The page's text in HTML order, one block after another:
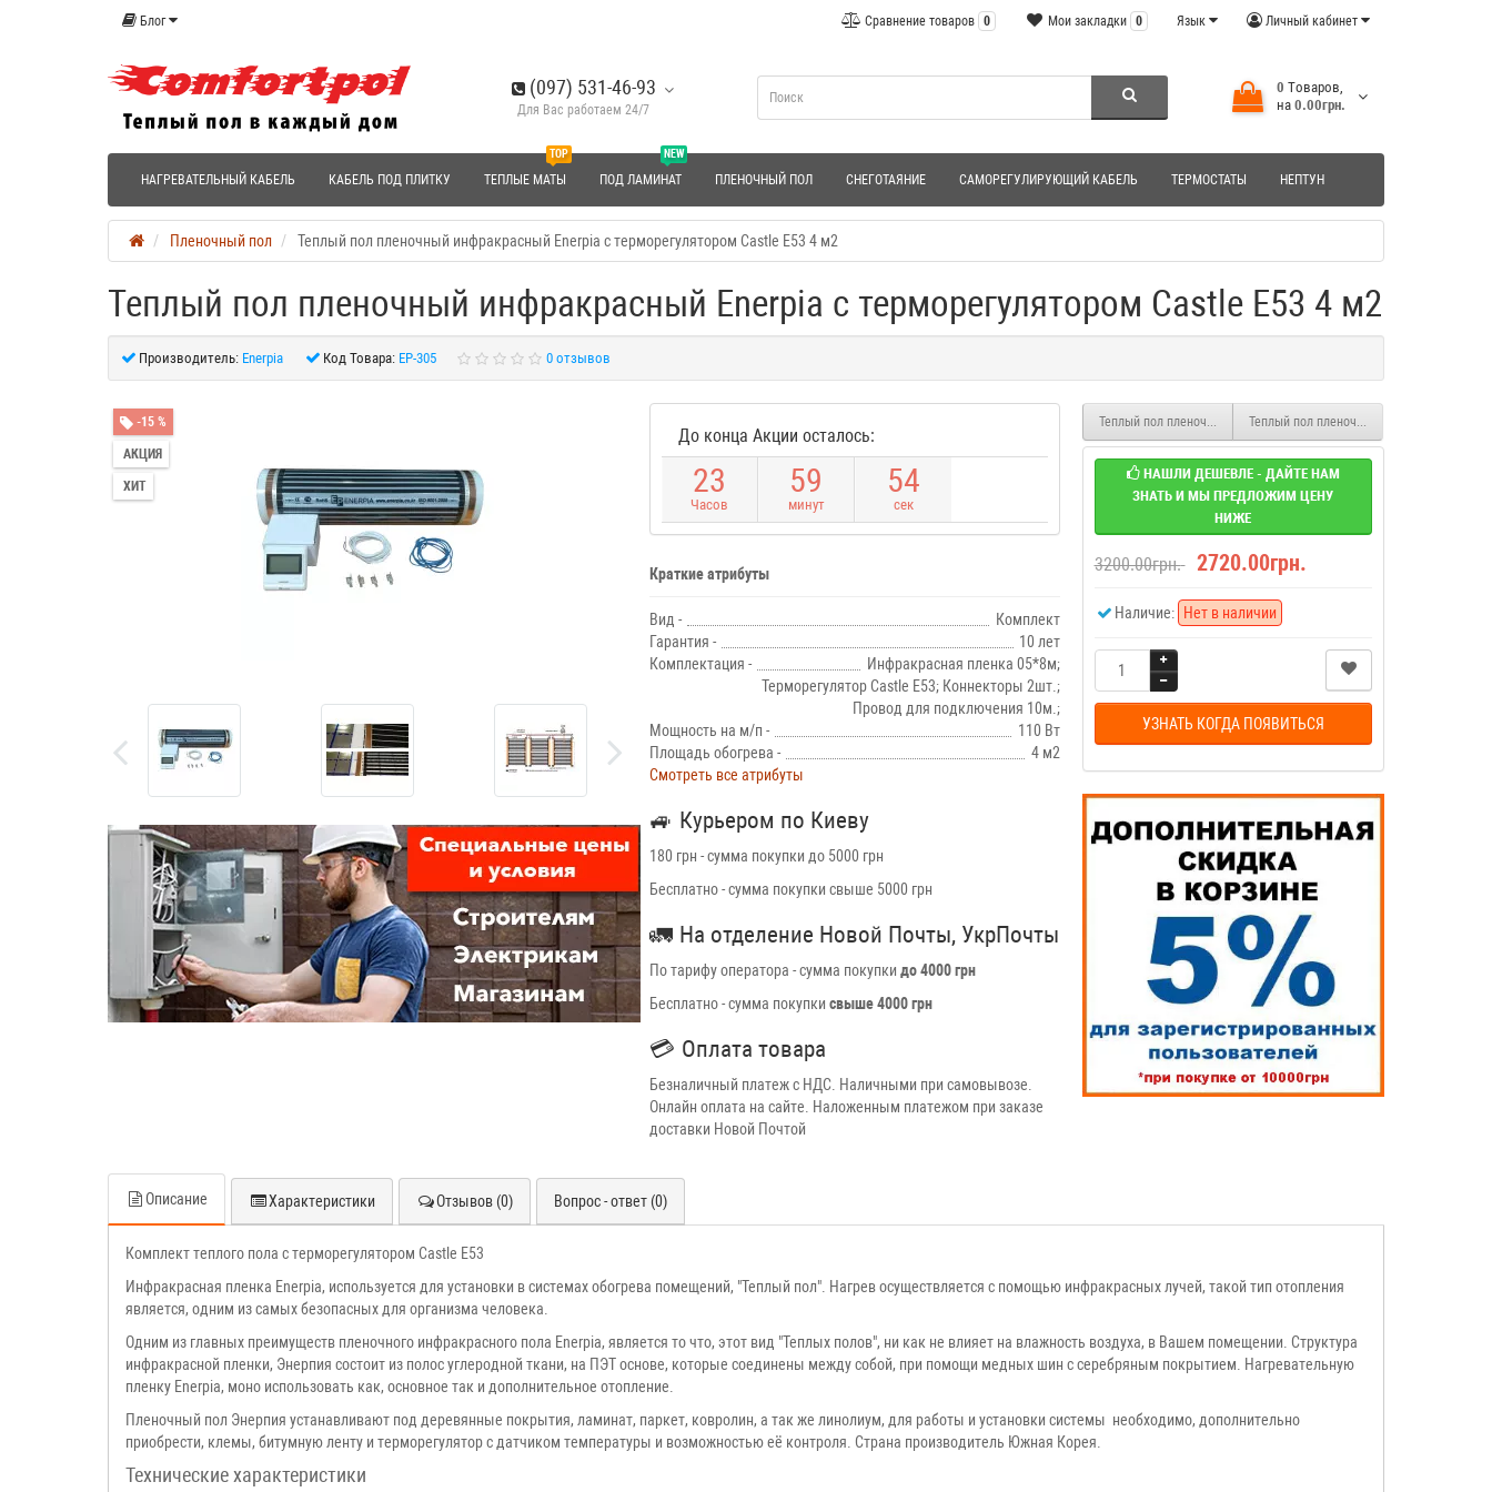
Блог Личный кабинет
Язык
Мои закладки 0
Сравнение товаров 0
(097) 531-46-93
Для Вас работаем 24/7
0 Tоваров,
на 0.00грн.
НАГРЕВАТЕЛЬНЫЙ КАБЕЛЬ КАБЕЛЬ ПОД ПЛИТКУ
TOP
ТЕПЛЫЕ МАТЫ
NEW
ПОД ЛАМИНАТ ПЛЕНОЧНЫЙ ПОЛ СНЕГОТАЯНИЕ САМОРЕГУЛИРУЮЩИЙ КАБЕЛЬ ТЕРМОСТАТЫ НЕПТУН
Пленочный пол Теплый пол пленочный инфракрасный Enerpia с терморегулятором Castle E53 4 м2
Теплый пол пленочный инфракрасный Enerpia с терморегулятором Castle E53 4 м2
Производитель: Enerpia Код Товара: EP-305 0 отзывов
-15 %
АКЦИЯ
ХИТ
До конца Акции осталось:
23
Часов
59
минут
54
сек
Краткие атрибуты
Вид -
Комплект
Гарантия -
10 лет
Комплектация -
Инфракрасная пленка 05*8м;
Терморегулятор Castle E53; Коннекторы 2шт.;
Провод для подключения 10м.;
Мощность на м/п -
110 Вт
Площадь обогрева -
4 м2
Смотреть все атрибуты
🚙 Курьером по Киеву
180 грн - сумма покупки до 5000 грн
Бесплатно - сумма покупки свыше 5000 грн
🚛 На отделение Новой Почты, УкрПочты
По тарифу оператора - сумма покупки до 4000 грн
Бесплатно - сумма покупки свыше 4000 грн
💳 Оплата товара
Безналичный платеж с НДС. Наличными при самовывозе.
Онлайн оплата на сайте. Наложенным платежом при заказе
доставки Новой Почтой
Теплый пол пленочный инфракрасный Enerpia с терморегулятором
Теплый пол пленочный инфокрасный
НАШЛИ ДЕШЕВЛЕ - ДАЙТЕ НАМ
ЗНАТЬ И МЫ ПРЕДЛОЖИМ ЦЕНУ
НИЖЕ
3200.00грн. 2720.00грн.
Наличие: Нет в наличии
УЗНАТЬ КОГДА ПОЯВИТЬСЯ
Описание Характеристики Отзывов (0) Вопрос - ответ (0)
Комплект теплого пола с терморегулятором Castle E53
Инфракрасная пленка Enerpia, используется для установки в системах обогрева помещений, "Теплый пол". Нагрев осуществляется с помощью инфракрасных лучей, такой тип отопления
является, одним из самых безопасных для организма человека.
Одним из главных преимуществ пленочного инфракрасного пола Enerpia, является то что, этот вид "Теплых полов", ни как не влияет на влажность воздуха, в Вашем помещении. Структура
инфракрасной пленки, Энерпия состоит из полос углеродной ткани, на ПЭТ основе, которые соединены между собой, при помощи медных шин с серебряным покрытием. Нагревательную
пленку Enerpia, моно использовать как, основное так и дополнительное отопление.
Пленочный пол Энерпия устанавливают под деревянные покрытия, ламинат, паркет, ковролин, а так же линолиум, для работы и установки системы необходимо, дополнительно
приобрести, клемы, битумную ленту и терморегуляторс датчиком температуры и возможностью её контроля. Страна производитель Южная Корея.
Технические характеристики